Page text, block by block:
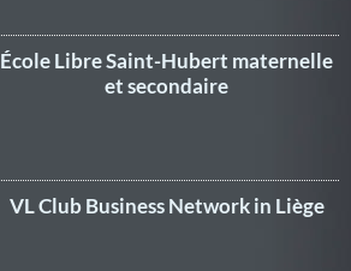
École Libre Saint-Hubert maternelle
et secondaire
VL Club Business Network in Liège